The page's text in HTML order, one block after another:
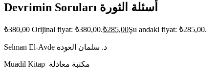
Devrimin Soruları أسئلة الثورة
₺380,00 Orijinal fiyat: ₺380,00.₺285,00Şu andaki fiyat: ₺285,00.
Selman El-Avde د. سلمان العودة
Muadil Kitap مكتبة معادلة